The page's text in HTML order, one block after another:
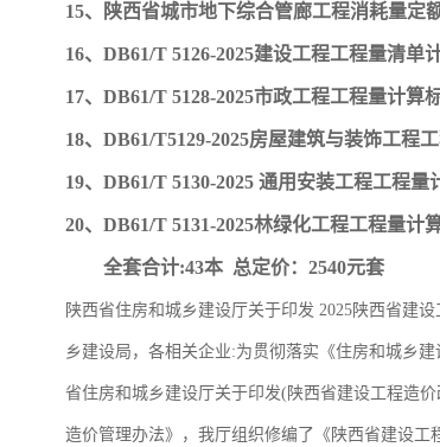
15、陕西省城市地下综合管廊工程消耗量定
16、DB61/T 5126-2025建设工程工程量清
17、DB61/T 5128-2025市政工程工程量计
18、DB61/T5129-2025房屋建筑与装饰工
19、DB61/T 5130-2025 通用安装工程工程
20、DB61/T 5131-2025林绿化工程工程量计
全套合计:43本 总定价：2540元套
陕西省住房和城乡建设厅关于印发 2025陕西省建
乡建设局，各相关企业:为贯彻落实《住房和城乡
省住房和城乡建设厅关于印发(陕西省建设工程造
造价管理办法》，我厅组织修编了《陕西省建设